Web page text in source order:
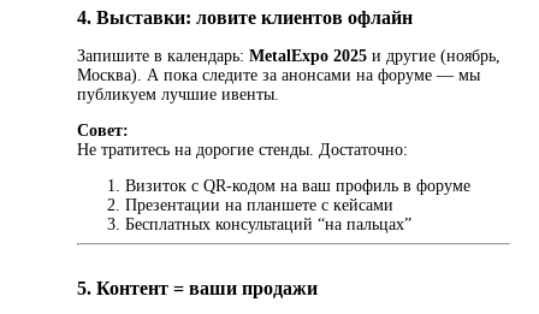
4. Выставки: ловите клиентов офлайн
Запишите в календарь: MetalExpo 2025 и другие (ноябрь,
Москва). А пока следите за анонсами на форуме — мы
публикуем лучшие ивенты.
Совет:
Не тратитесь на дорогие стенды. Достаточно:
Визиток с QR-кодом на ваш профиль в форуме
Презентации на планшете с кейсами
Бесплатных консультаций “на пальцах”
5. Контент = ваши продажи